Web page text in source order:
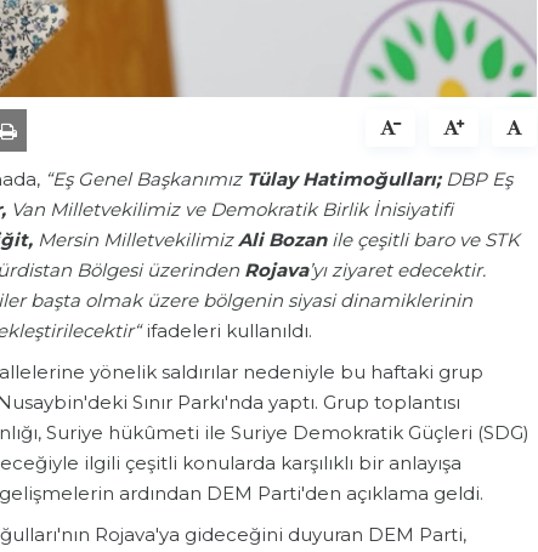
“Eş Genel Başkanımız Tülay Hatimoğulları;DBP Eş
Van Milletvekilimiz ve Demokratik Birlik İnisiyatifi
Mersin MilletvekilimizAli Bozanile çeşitli baro ve STK
Bölgesi üzerinden Rojava’yı ziyaret edecektir.
başta olmak üzere bölgenin siyasi dinamiklerinin
ifadeleri kullanıldı.
yönelik saldırılar nedeniyle bu haftaki grup
Nusaybin'deki Sınır Parkı'nda yaptı. Grup toplantısı
Suriye hükûmeti ile Suriye Demokratik Güçleri (SDG)
ilgili çeşitli konularda karşılıklı bir anlayışa
ardından DEM Parti'den açıklama geldi.
Rojava'ya gideceğini duyuran DEM Parti,